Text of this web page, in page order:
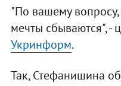
"По вашему
мечты сбываются", -
Укринформ.
Так, Стефанишина